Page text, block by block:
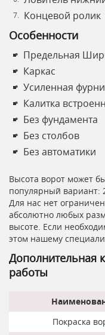
Концевой ролик
Особенности
Предельная
Каркас
Усиленная
Калитка
Без фундамента
Без столбов
Без автоматики
Высота ворот может
популярный вариант:
Для нас нет
абсолютно любых
высоте. Если
этом нашему
Дополнительная
работы
Покраска